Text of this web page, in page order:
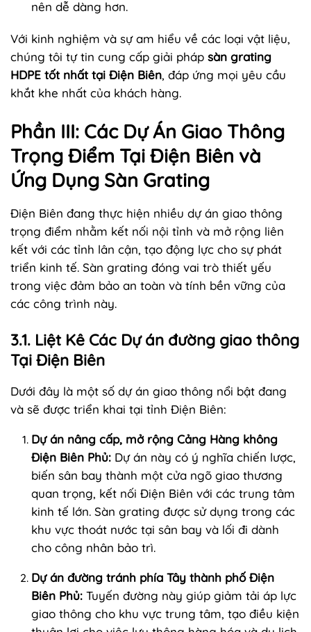
nên dễ dàng hơn.
Với kinh nghiệm và sự am hiểu về các loại vật liệu,
chúng tôi tự tin cung cấp giải pháp sàn grating
HDPE tốt nhất tại Điện Biên, đáp ứng mọi yêu cầu
khắt khe nhất của khách hàng.
Phần III: Các Dự Án Giao Thông
Trọng Điểm Tại Điện Biên và
Ứng Dụng Sàn Grating
Điện Biên đang thực hiện nhiều dự án giao thông
trọng điểm nhằm kết nối nội tỉnh và mở rộng liên
kết với các tỉnh lân cận, tạo động lực cho sự phát
triển kinh tế. Sàn grating đóng vai trò thiết yếu
trong việc đảm bảo an toàn và tính bền vững của
các công trình này.
3.1. Liệt Kê Các Dự án đường giao thông
Tại Điện Biên
Dưới đây là một số dự án giao thông nổi bật đang
và sẽ được triển khai tại tỉnh Điện Biên:
Dự án nâng cấp, mở rộng Cảng Hàng không
Điện Biên Phủ: Dự án này có ý nghĩa chiến lược,
biến sân bay thành một cửa ngõ giao thương
quan trọng, kết nối Điện Biên với các trung tâm
kinh tế lớn. Sàn grating được sử dụng trong các
khu vực thoát nước tại sân bay và lối đi dành
cho công nhân bảo trì.
Dự án đường tránh phía Tây thành phố Điện
Biên Phủ: Tuyến đường này giúp giảm tải áp lực
giao thông cho khu vực trung tâm, tạo điều kiện